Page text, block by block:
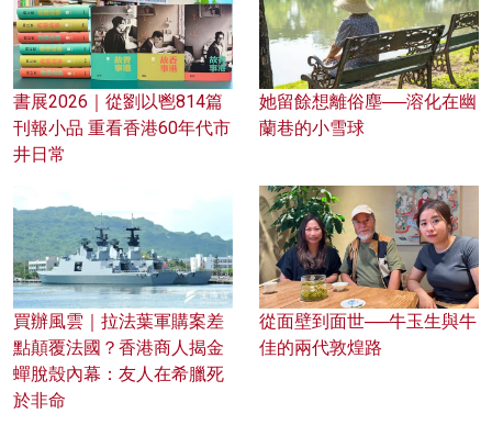
書展2026｜從劉以鬯814篇
刊報小品 重看香港60年代市
井日常
她留餘想離俗塵──溶化在幽
蘭巷的小雪球
買辦風雲｜拉法葉軍購案差
點顛覆法國？香港商人揭金
蟬脫殼內幕：友人在希臘死
於非命
從面壁到面世──牛玉生與牛
佳的兩代敦煌路